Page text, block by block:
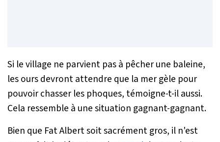
Si le village ne parvient pas à pêcher une baleine,
les ours devront attendre que la mer gèle pour
pouvoir chasser les phoques, témoigne-t-il aussi.
Cela ressemble à une situation gagnant-gagnant.
Bien que Fat Albert soit sacrément gros, il n'est